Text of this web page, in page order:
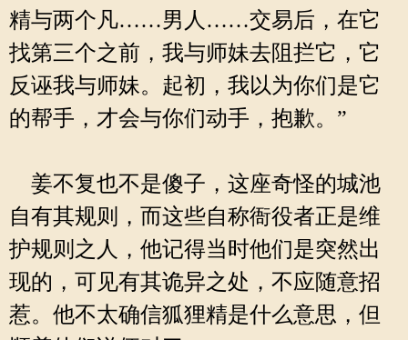
精与两个凡……男人……交易后，在它
找第三个之前，我与师妹去阻拦它，它
反诬我与师妹。起初，我以为你们是它
的帮手，才会与你们动手，抱歉。”
姜不复也不是傻子，这座奇怪的城池
自有其规则，而这些自称衙役者正是维
护规则之人，他记得当时他们是突然出
现的，可见有其诡异之处，不应随意招
惹。他不太确信狐狸精是什么意思，但